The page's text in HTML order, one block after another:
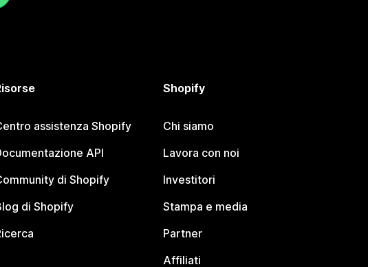
assistenza Shopify
API
di Shopify
di Shopify
Shopify
Chi siamo
Lavora con noi
Investitori
Stampa e media
Partner
Affiliati